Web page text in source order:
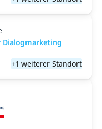
Dialogmarketing
+1 weiterer Standort